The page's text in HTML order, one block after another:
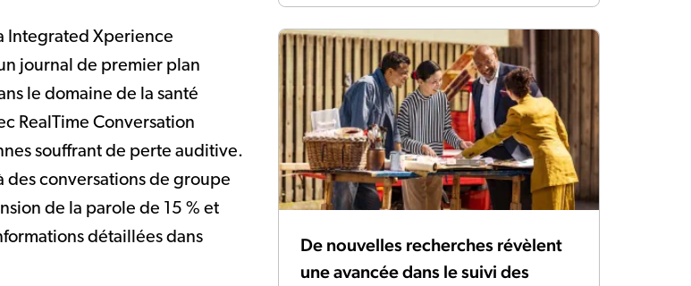
Integrated Xperience
journal de premier plan
le domaine de la santé
RealTime Conversation
souffrant de perte auditive.
conversations de groupe
de la parole de 15 % et
détaillées dans
De nouvelles recherches révèlent
une avancée dans le suivi des